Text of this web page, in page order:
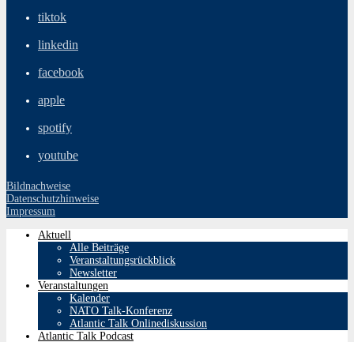
tiktok
linkedin
facebook
apple
spotify
youtube
Bildnachweise
Datenschutzhinweise
Impressum
Aktuell
Alle Beiträge
Veranstaltungsrückblick
Newsletter
Veranstaltungen
Kalender
NATO Talk-Konferenz
Atlantic Talk Onlinediskussion
Atlantic Talk Podcast